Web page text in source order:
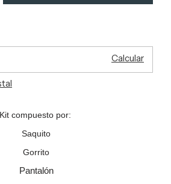
Calcular
Kit compuesto por:
Saquito
Gorrito
Pantalón